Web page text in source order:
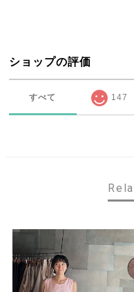
ショップの評価
すべて 147